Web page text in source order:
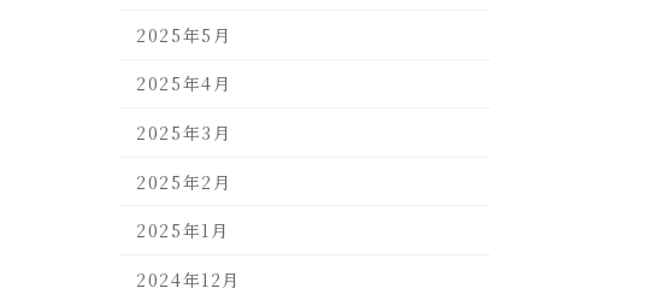
2025年5月
2025年4月
2025年3月
2025年2月
2025年1月
2024年12月